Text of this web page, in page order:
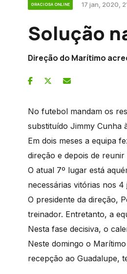
GRACIOSA ONLINE 17 jan, 2020,
Solução
Direção do Marítimo
No futebol mandam os
substituído Jimmy Cunha
Em dois meses a equipa
direção e depois de
O atual 7º lugar está
necessárias vitórias nos
O presidente da direção,
treinador. Entretanto, a
Nesta fase decisiva, o
Neste domingo o
recepção ao Guadalupe,